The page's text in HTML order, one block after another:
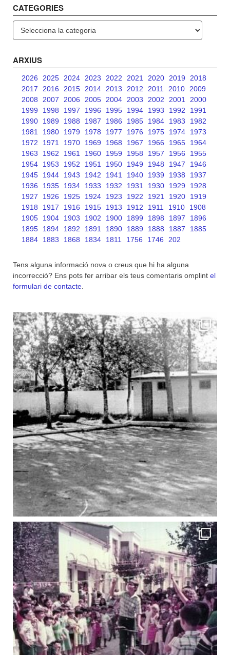
CATEGORIES
ARXIUS
2026 2025 2024 2023 2022 2021 2020 2019
2018
2017
2016 2015 2014 2013 2012 2011 2010
2009
2008
2007 2006 2005 2004 2003 2002 2001
2000
1999
1998 1997 1996 1995 1994 1993 1992
1991
1990
1989 1988 1987 1986 1985 1984 1983
1982
1981
1980 1979 1978 1977 1976 1975 1974
1973
1972
1971 1970 1969 1968 1967 1966 1965
1964
1963
1962 1961 1960 1959 1958 1957 1956
1955
1954
1953 1952 1951 1950 1949 1948 1947
1946
1945
1944 1943 1942 1941 1940 1939 1938
1937
1936
1935 1934 1933 1932 1931 1930 1929
1928
1927
1926 1925 1924 1923 1922 1921 1920
1919
1918
1917 1916 1915 1913 1912 1911 1910
1908
1905
1904 1903 1902 1900 1899 1898 1897
1896
1895
1894 1892 1891 1890 1889 1888 1887
1885
1884
1883 1868 1834 1811 1756 1746 202
Tens alguna informació nova o creus que hi ha alguna
incorrecció? Ens pots fer arribar els teus comentaris omplint el
formulari de contacte